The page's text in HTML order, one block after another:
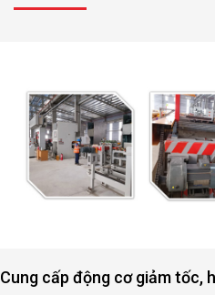
Cung cấp động cơ giảm tốc,